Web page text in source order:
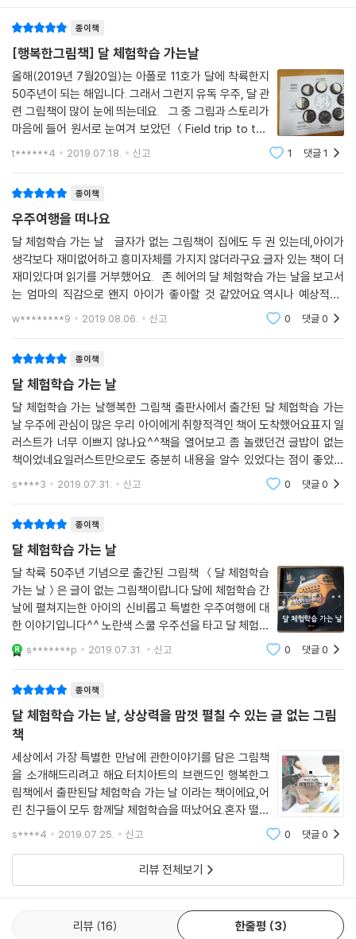
종이책
[행복한그림책] 달 체험학습 가는날
올해(2019년 7월20일)는 아폴로 11호가 달에 착륙한지
50주년이 되는 해입니다. 그래서 그런지 유독 우주, 달 관
련 그림책이 많이 눈에 띄는데요. 그 중 그림과 스토리가
마음에 들어 원서로 눈여겨 보았던 ＜Field trip to the
moon＞ 5월에 출간된 따끈한 신간인데 벌써 한글책으
t******4 2019.07.18. 신고 1 댓글1
종이책
우주여행을 떠나요
달 체험학습 가는 날 글자가 없는 그림책이 집에도 두 권 있는데,아이가
생각보다 재미없어하고 흥미자체를 가지지 않더라구요.글자 있는 책이 더
재미있다며 읽기를 거부했어요. 존 헤어의 달 체험학습 가는 날을 보고서
는 엄마의 직감으로 왠지 아이가 좋아할 것 같았어요.역시나 예상적중!
“엄마 이 책은 뭐에요? 우주가 깜깜해서 글자가 안보이는 거에요?”너무
w********9 2019.08.06. 신고 0 댓글0
종이책
달 체험학습 가는 날
달 체험학습 가는 날행복한 그림책 출판사에서 출간된 달 체험학습 가는
날 우주에 관심이 많은 우리 아이에게 취향적격인 책이 도착했어요표지 일
러스트가 너무 이쁘지 않나요^^책을 열어보고 좀 놀랬던건 글밥이 없는
책이었네요일러스트만으로도 충분히 내용을 알수 있었다는 점이 좋았답
니다친구들은 달탐험을 하고 주인공은 홀로 지구를 그리고 있답니다 실제
s****3 2019.07.31. 신고 0 댓글0
종이책
달 체험학습 가는 날
달 착륙 50주년 기념으로 출간된 그림책 ＜달 체험학습
가는 날＞은 글이 없는 그림책이랍니다.달에 체험학습 간
날에 펼쳐지는한 아이의 신비롭고 특별한 우주여행에 대
한 이야기입니다^^ 노란색 스쿨 우주선을 타고 달 체험학
습을 떠날 준비중인 친구들 사이한 친구가 스케치북과 크
레용를 꼬옥 쥐고 있습니다. 달에 도착해서, 선생님의 알
s*******p 2019.07.31. 신고 0 댓글0
종이책
달 체험학습 가는 날, 상상력을 맘껏 펼칠 수 있는 글 없는 그림
책
세상에서 가장 특별한 만남에 관한이야기를 담은 그림책
을 소개해드리려고 해요.터치아트의 브랜드인 행복한그
림책에서 출판된달 체험학습 가는 날 이라는 책이에요,어
린 친구들이 모두 함께달 체험학습을 떠났어요.혼자 떨어
져서 그림을 그리며 놀다가깜빡 잠이 든 사이,친구들은 다
다리는 동안달에서 어떤 일이 일어나는지,어떤
s****4 2019.07.25. 신고 0 댓글0
리뷰 전체보기
리뷰 16 한줄평 3